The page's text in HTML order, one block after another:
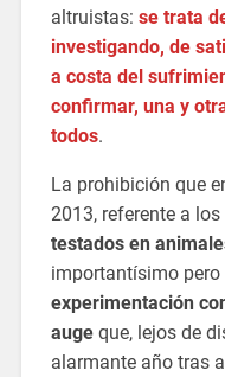
altruistas: se trata
investigando, de
a costa del
confirmar, una y
todos.
La prohibición que
2013, referente a los
testados en
importantísimo pero
experimentación
augeque, lejos de
alarmante año tras